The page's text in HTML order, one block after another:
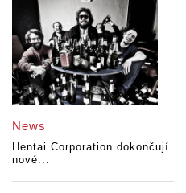
News
Hentai Corporation dokončují
nové...